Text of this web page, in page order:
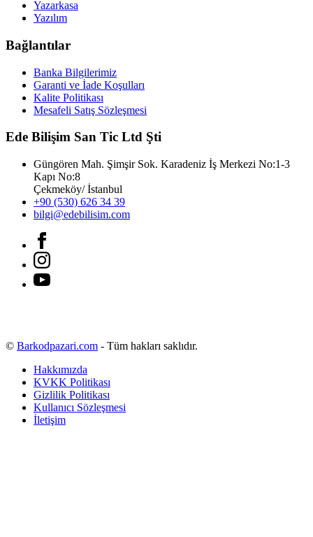
Yazarkasa
Yazılım
Bağlantılar
Banka Bilgilerimiz
Garanti ve İade Koşulları
Kalite Politikası
Mesafeli Satış Sözleşmesi
Ede Bilişim San Tic Ltd Şti
Güngören Mah. Şimşir Sok. Karadeniz İş Merkezi No:1-3
Kapı No:8
Çekmeköy/ İstanbul
+90 (530) 626 34 39
bilgi@edebilisim.com
© Barkodpazari.com - Tüm hakları saklıdır.
Hakkımızda
KVKK Politikası
Gizlilik Politikası
Kullanıcı Sözleşmesi
İletişim